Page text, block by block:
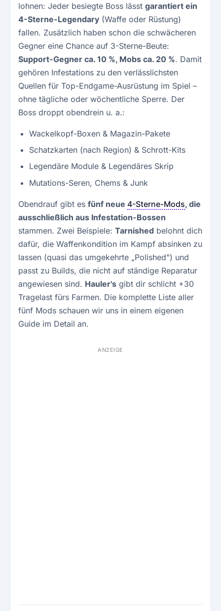
lohnen: Jeder besiegte Boss lässt garantiert ein
4-Sterne-Legendary (Waffe oder Rüstung)
fallen. Zusätzlich haben schon die schwächeren
Gegner eine Chance auf 3-Sterne-Beute:
Support-Gegner ca. 10 %, Mobs ca. 20 %. Damit
gehören Infestations zu den verlässlichsten
Quellen für Top-Endgame-Ausrüstung im Spiel –
ohne tägliche oder wöchentliche Sperre. Der
Boss droppt obendrein u. a.:
Wackelkopf-Boxen & Magazin-Pakete
Schatzkarten (nach Region) & Schrott-Kits
Legendäre Module & Legendäres Skrip
Mutations-Seren, Chems & Junk
Obendrauf gibt es fünf neue 4-Sterne-Mods, die
ausschließlich aus Infestation-Bossen
stammen. Zwei Beispiele: Tarnished belohnt dich
dafür, die Waffenkondition im Kampf absinken zu
lassen (quasi das umgekehrte „Polished") und
passt zu Builds, die nicht auf ständige Reparatur
angewiesen sind. Hauler's gibt dir schlicht +30
Tragelast fürs Farmen. Die komplette Liste aller
fünf Mods schauen wir uns in einem eigenen
Guide im Detail an.
ANZEIGE